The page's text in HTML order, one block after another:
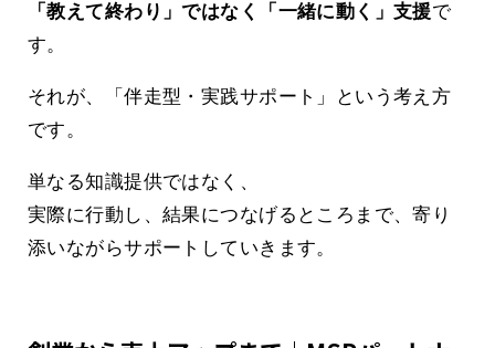
「教えて終わり」ではなく「一緒に動く」支援で
す。
それが、「伴走型・実践サポート」という考え方
です。
単なる知識提供ではなく、
実際に行動し、結果につなげるところまで、寄り
添いながらサポートしていきます。